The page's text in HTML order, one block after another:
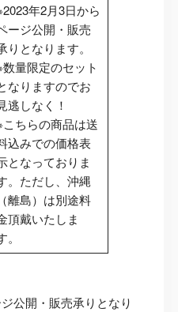
年2月3日から
ージ公開・販売
りとなります。
量限定のセット
なりますのでお
逃しなく！
ちらの商品は送
込みでの価格表
となっておりま
。ただし、沖縄
（離島）は別途料
頂戴いたしま
。
公開・販売承りとなり